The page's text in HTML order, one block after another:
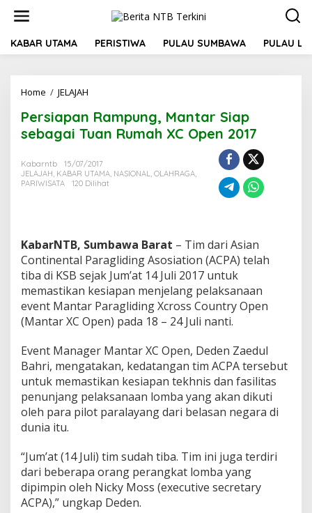
t
KABAR UTAMA PERISTIWA PULAU SUMBAWA PULAU
Home / JELAJAH
s
i
p
a
p
u
n
g
,
M
a
n
a
r
S
i
p
b
a
a
i
Persiapan Rampung, Mantar Siap
sebagai Tuan Rumah XC Open 2017
Kabarntb
15/07/2017
JELAJAH, KABAR UTAMA, NASIONAL, OLAHRAGA,
PARIWISATA
120 Dilihat
KabarNTB, Sumbawa Barat – Tim dari Asian
Continental Paragliding Asosiation (ACPA) telah
tiba di KSB sejak Jum’at 14 Juli 2017 untuk
memastikan kesiapan menjelang pelaksanaan
event Mantar Paragliding Xcross Country Open
(Mantar XC Open) pada 18 – 24 Juli nanti.
Event Manager Mantar XC Open, Deden Zaedul
Bahri, mengatakan, kedatangan tim ACPA tersebut
untuk memastikan kesiapan tekhnis dan fasilitas
penunjang pelaksanaan lomba yang akan dikuti
oleh para pilot paralayang dari belasan negara di
dunia itu.
“Jum’at (14 Juli) tim sudah tiba. Tim ini juga terdiri
dari beberapa orang perangkat lomba yang
dipimpin oleh Nicky Moss (executive secretary
ACPA),” ungkap Deden.